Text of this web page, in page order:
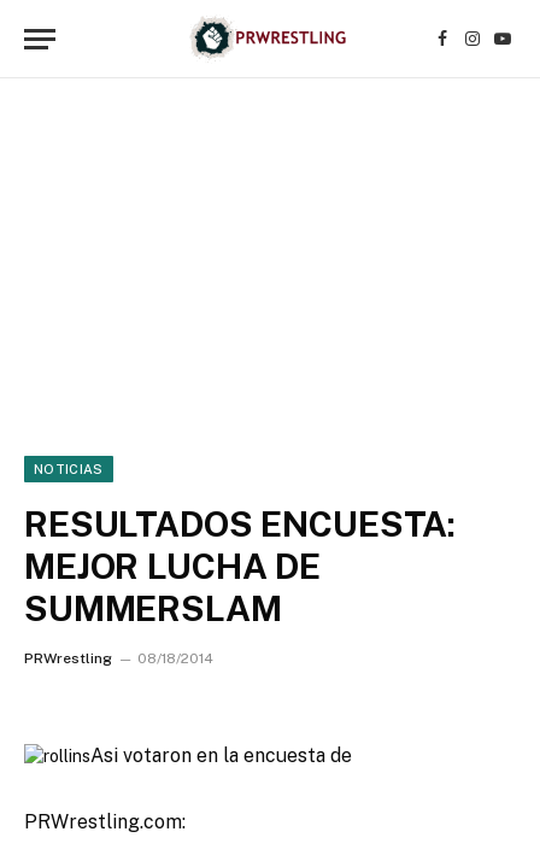
Facebook
NOTICIAS
RESULTADOS ENCUESTA:
MEJOR LUCHA DE
SUMMERSLAM
PRWrestling 08/18/2014
Asi votaron en la encuesta de
PRWrestling.com: